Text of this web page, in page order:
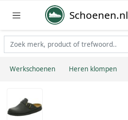
Schoenen.nl
Werkschoenen Heren klompen